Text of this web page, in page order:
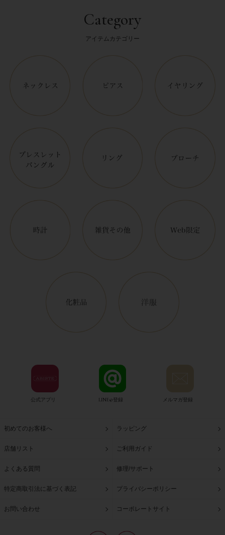
Category
アイテムカテゴリー
公式アプリ LINE@登録 メルマガ登録
初めてのお客様へ ラッピング
店舗リスト ご利用ガイド
よくある質問 修理/サポート
特定商取引法に基づく表記 プライバシーポリシー
お問い合わせ コーポレートサイト